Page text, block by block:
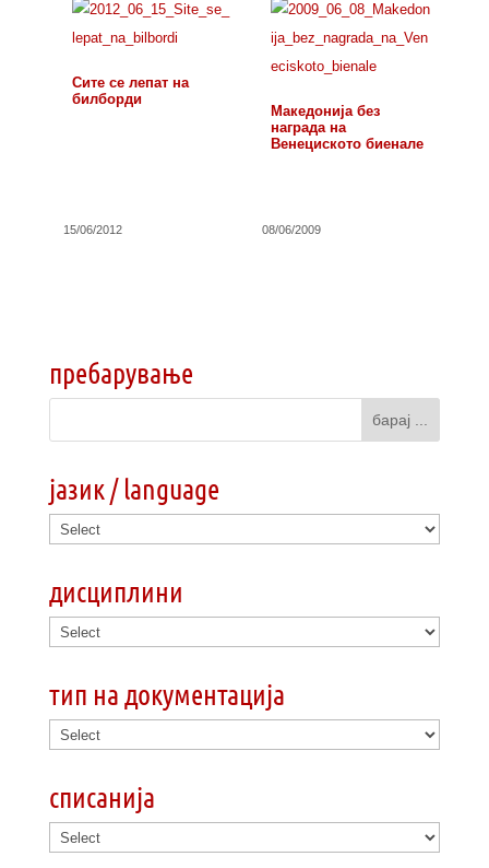
Сите се лепат на
билборди
15/06/2012
Македонија без
награда на
Венециското биенале
08/06/2009
пребарување
јазик / language
дисциплини
тип на документација
списанија